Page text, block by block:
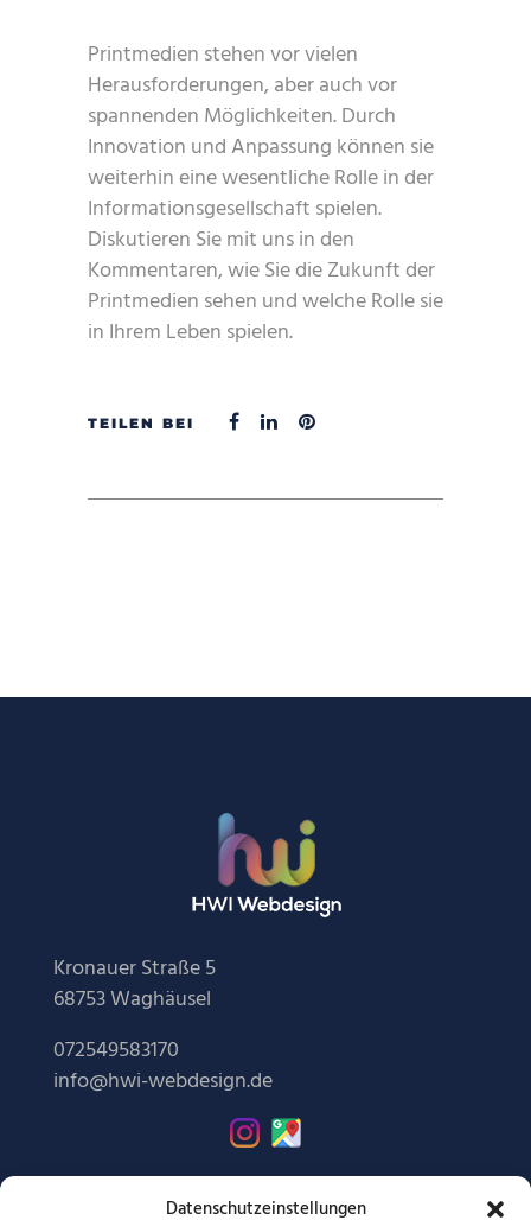
Datenschutzeinstellungen
Printmedien stehen vor vielen
Herausforderungen, aber auch vor
spannenden Möglichkeiten. Durch
Innovation und Anpassung können sie
weiterhin eine wesentliche Rolle in der
Informationsgesellschaft spielen.
Diskutieren Sie mit uns in den
Kommentaren, wie Sie die Zukunft der
Printmedien sehen und welche Rolle sie
in Ihrem Leben spielen.
Kronauer Straße 5
68753 Waghäusel
072549583170
info@hwi-webdesign.de
Kontakt